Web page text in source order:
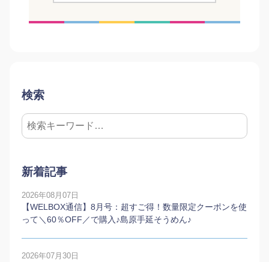
検索
新着記事
2026年08月07日
【WELBOX通信】8月号：超すご得！数量限定クーポンを使
って＼60％OFF／で購入♪島原手延そうめん♪
2026年07月30日